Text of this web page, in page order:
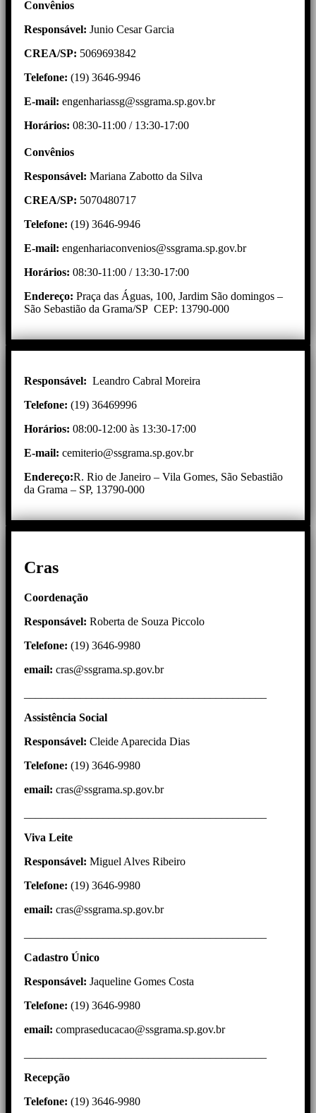
Convênios
Responsável: Junio Cesar Garcia
CREA/SP: 5069693842
Telefone: (19) 3646-9946
E-mail: engenhariassg@ssgrama.sp.gov.br
Horários: 08:30-11:00 / 13:30-17:00
Convênios
Responsável: Mariana Zabotto da Silva
CREA/SP: 5070480717
Telefone: (19) 3646-9946
E-mail: engenhariaconvenios@ssgrama.sp.gov.br
Horários: 08:30-11:00 / 13:30-17:00
Endereço: Praça das Águas, 100, Jardim São domingos –
São Sebastião da Grama/SP CEP: 13790-000
Responsável: Leandro Cabral Moreira
Telefone: (19) 36469996
Horários: 08:00-12:00 às 13:30-17:00
E-mail: cemiterio@ssgrama.sp.gov.br
Endereço:R. Rio de Janeiro – Vila Gomes, São Sebastião
da Grama – SP, 13790-000
Cras
Coordenação
Responsável: Roberta de Souza Piccolo
Telefone: (19) 3646-9980
email: cras@ssgrama.sp.gov.br
Assistência Social
Responsável: Cleide Aparecida Dias
Telefone: (19) 3646-9980
email: cras@ssgrama.sp.gov.br
Viva Leite
Responsável: Miguel Alves Ribeiro
Telefone: (19) 3646-9980
email: cras@ssgrama.sp.gov.br
Cadastro Único
Responsável: Jaqueline Gomes Costa
Telefone: (19) 3646-9980
email: compraseducacao@ssgrama.sp.gov.br
Recepção
Telefone: (19) 3646-9980